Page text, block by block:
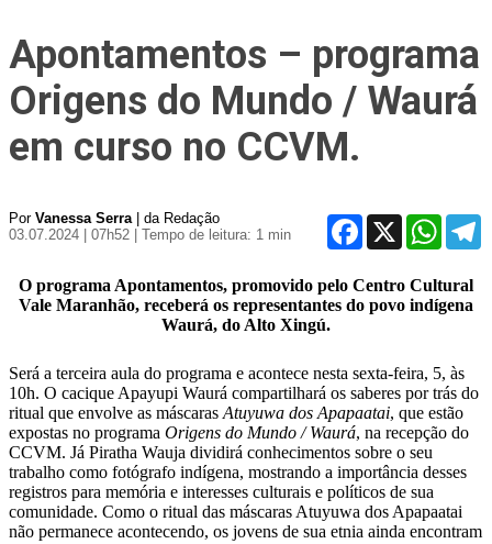
Apontamentos – programa
Origens do Mundo / Waurá
em curso no CCVM.
Por Vanessa Serra| da Redação
03.07.2024 | 07h52
| Tempo de leitura: 1 min
Facebook
X
O programa Apontamentos, promovido pelo Centro Cultural
Vale Maranhão, receberá os representantes do povo indígena
Waurá, do Alto Xingú.
Será a terceira aula do programa e acontece nesta sexta-feira, 5, às
10h. O cacique Apayupi Waurá compartilhará os saberes por trás do
ritual que envolve as máscaras Atuyuwa dos Apapaatai, que estão
expostas no programa Origens do Mundo / Waurá, na recepção do
CCVM. Já Piratha Wauja dividirá conhecimentos sobre o seu
trabalho como fotógrafo indígena, mostrando a importância desses
registros para memória e interesses culturais e políticos de sua
comunidade. Como o ritual das máscaras Atuyuwa dos Apapaatai
não permanece acontecendo, os jovens de sua etnia ainda encontram